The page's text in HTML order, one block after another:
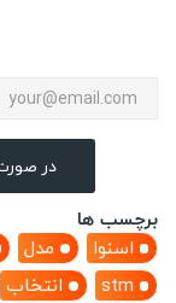
در
برچسب ها
اسنوا
مدل
stm
انتخاب